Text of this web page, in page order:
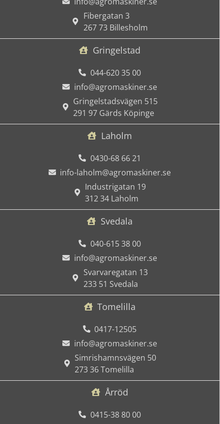
Fibergatan 3
267 73 Billesholm
Gringelstad
044-620 35 00
info@agromaskiner.se
Gringelstadsvägen 515
291 97 Gärds Köpinge
Laholm
0430-68 66 21
info-laholm@agromaskiner.se
Industrigatan 19
312 34 Laholm
Svedala
040-615 38 00
info@agromaskiner.se
Svarvaregatan 13
233 51 Svedala
Tomelilla
0417-12505
info@agromaskiner.se
Simrishamnsvägen 50
273 36 Tomelilla
Årröd
0415-38 80 00